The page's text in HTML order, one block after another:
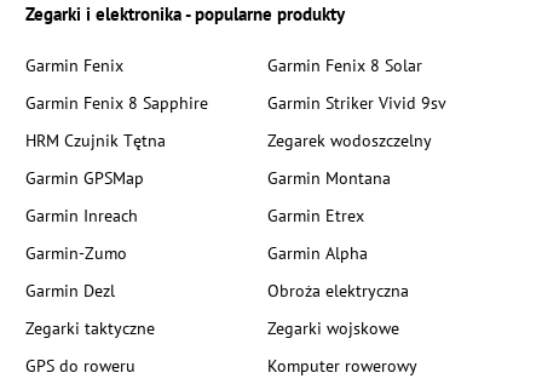
Zegarki i elektronika - popularne produkty
Garmin Fenix
Garmin Fenix 8 Solar
Garmin Fenix 8 Sapphire
Garmin Striker Vivid 9sv
HRM Czujnik Tętna
Zegarek wodoszczelny
Garmin GPSMap
Garmin Montana
Garmin Inreach
Garmin Etrex
Garmin-Zumo
Garmin Alpha
Garmin Dezl
Obroża elektryczna
Zegarki taktyczne
Zegarki wojskowe
GPS do roweru
Komputer rowerowy